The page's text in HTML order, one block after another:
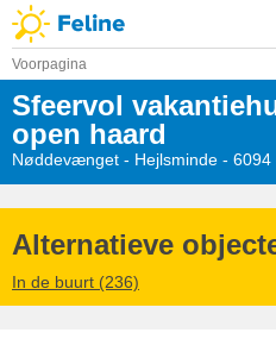
Voorpagina
Sfeervol
open haard
Nøddevænget - Hejlsminde - 6094
Alternatieve
In de buurt (236)